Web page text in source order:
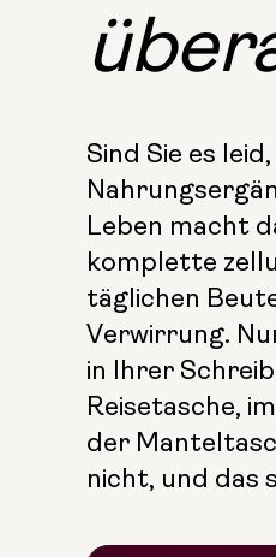
Sind Sie es
Leben macht
komplette
täglichen
Verwirrung.
in Ihrer
Reisetasche,
der
nicht, und das